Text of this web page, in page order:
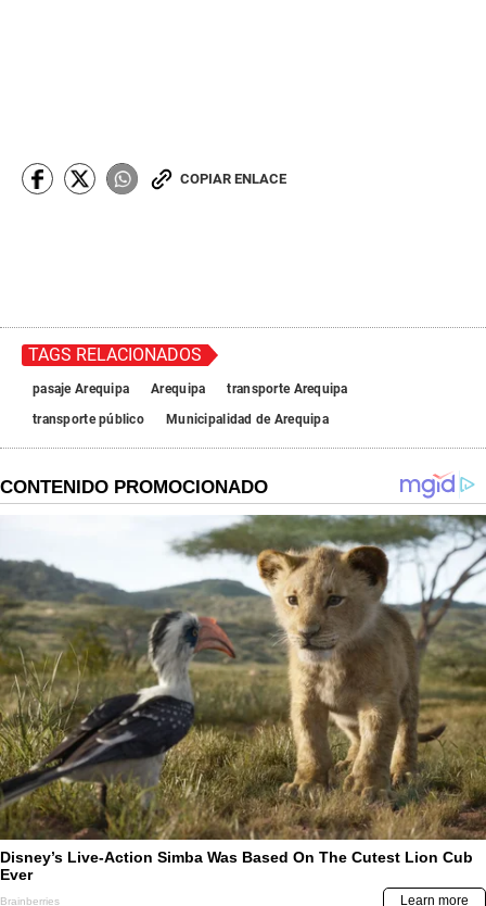
COPIAR ENLACE
TAGS RELACIONADOS
pasaje Arequipa Arequipa
transporte Arequipa
transporte público
Municipalidad de Arequipa